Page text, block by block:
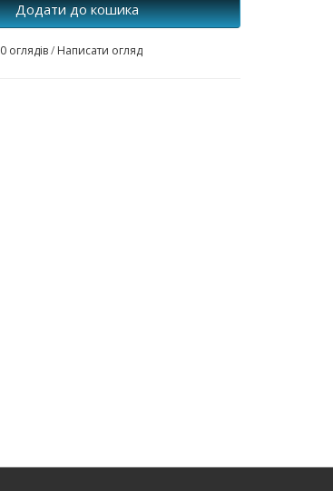
Додати до кошика
0 оглядів/ Написати огляд